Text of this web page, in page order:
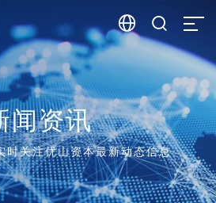
 
闻资讯
时关注优山资本最新动态信息